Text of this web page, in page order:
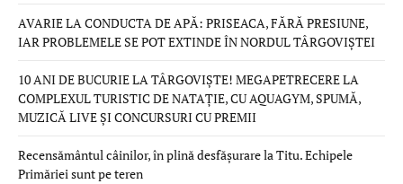
AVARIE LA CONDUCTA DE APĂ: PRISEACA, FĂRĂ PRESIUNE,
IAR PROBLEMELE SE POT EXTINDE ÎN NORDUL TÂRGOVIȘTEI
10 ANI DE BUCURIE LA TÂRGOVIȘTE! MEGAPETRECERE LA
COMPLEXUL TURISTIC DE NATAȚIE, CU AQUAGYM, SPUMĂ,
MUZICĂ LIVE ȘI CONCURSURI CU PREMII
Recensământul câinilor, în plină desfășurare la Titu. Echipele
Primăriei sunt pe teren